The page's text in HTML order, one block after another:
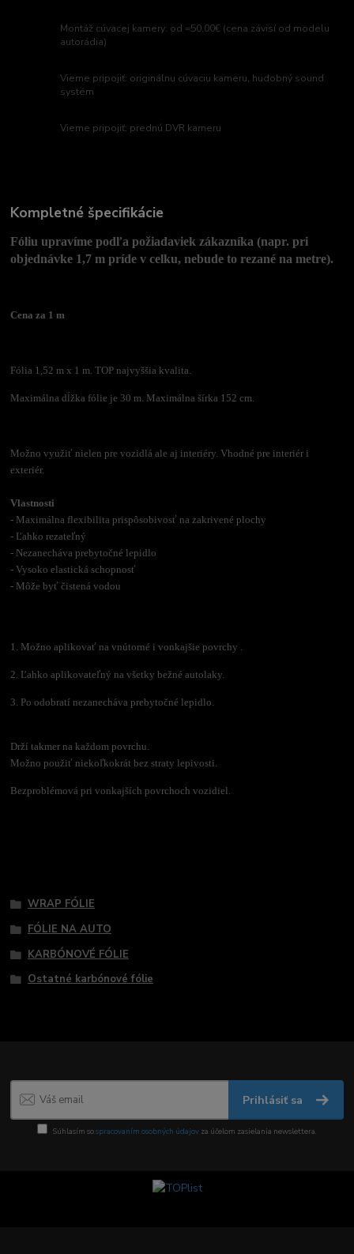
Montáž cúvacej kamery: od =50,00€ (cena závisí od modelu
autorádia)
Vieme pripojiť: originálnu cúvaciu kameru, hudobný sound
systém
Vieme pripojiť: prednú DVR kameru
Kompletné špecifikácie
Fóliu upravíme podľa požiadaviek zákazníka (napr. pri
objednávke 1,7 m príde v celku, nebude to rezané na metre).
Cena za 1 m
Fólia 1,52 m x 1 m. TOP najvyššia kvalita.
Maximálna dĺžka fólie je 30 m. Maximálna šírka 152 cm.
Možno využiť nielen pre vozidlá ale aj interiéry. Vhodné pre interiér i
exteriér.
Vlastnosti
- Maximálna flexibilita prispôsobivosť na zakrivené plochy
- Ľahko rezateľný
- Nezanecháva prebytočné lepidlo
- Vysoko elastická schopnosť
- Môže byť čistená vodou
1. Možno aplikovať na vnútorné i vonkajšie povrchy .
2. Ľahko aplikovateľný na všetky bežné autolaky.
3. Po odobratí nezanecháva prebytočné lepidlo.
Drží takmer na každom povrchu.
Možno použiť niekoľkokrát bez straty lepivosti.
Bezproblémová pri vonkajších povrchoch vozidiel.
WRAP FÓLIE
FÓLIE NA AUTO
KARBÓNOVÉ FÓLIE
Ostatné karbónové fólie
Prihlásiť sa
Súhlasím sospracovaním osobných údajov za účelom zasielania newslettera.